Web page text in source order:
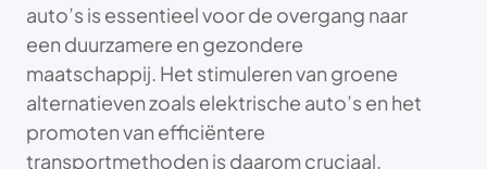
auto’s is essentieel voor de overgang naar
een duurzamere en gezondere
maatschappij. Het stimuleren van groene
alternatieven zoals elektrische auto’s en het
promoten van efficiëntere
transportmethoden is daarom cruciaal.